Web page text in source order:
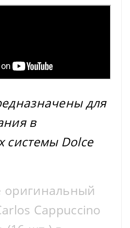
для
в
системы Dolce
оригинальный
Cappuccino